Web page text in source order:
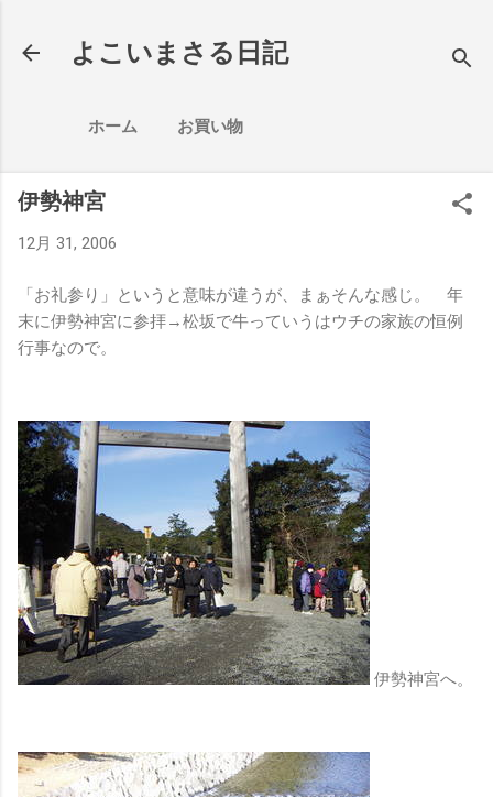
よこいまさる日記
ホーム お買い物
伊勢神宮
12月 31, 2006
「お礼参り」というと意味が違うが、まぁそんな感じ。 年
末に伊勢神宮に参拝→松坂で牛っていうはウチの家族の恒例
行事なので。
伊勢神宮へ。